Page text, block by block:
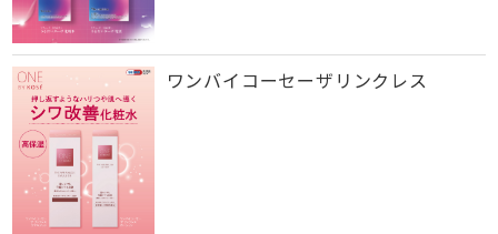
ワンバイコーセーザリンクレス